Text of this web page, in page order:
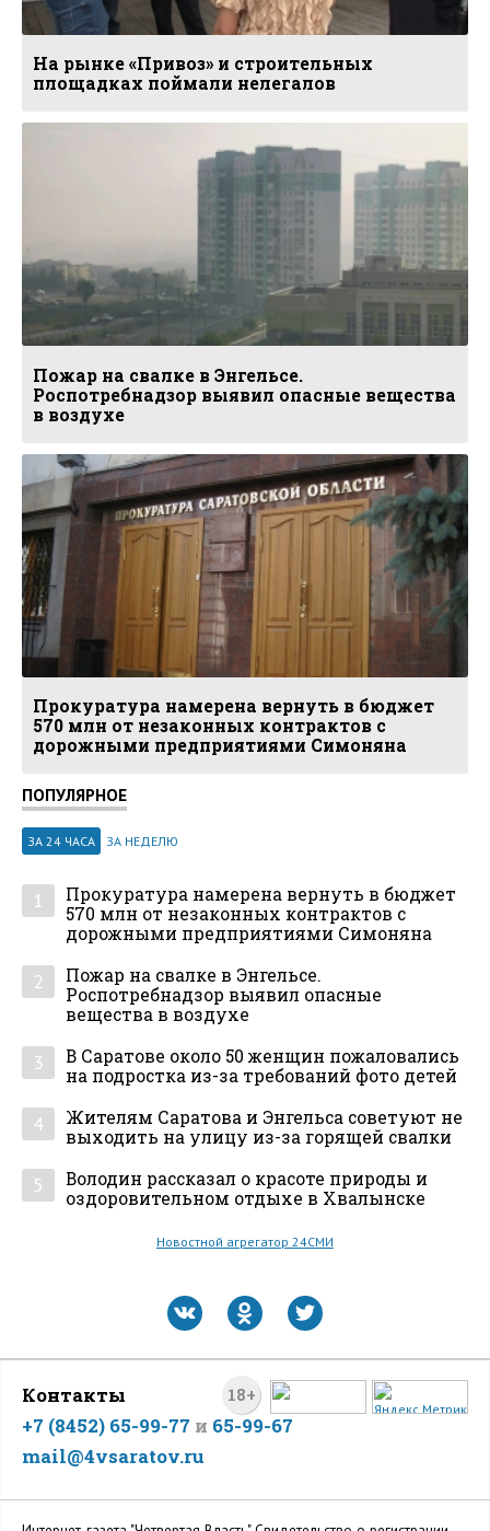
На рынке «Привоз» и строительных
площадках поймали нелегалов
Пожар на свалке в Энгельсе.
Роспотребнадзор выявил опасные вещества
в воздухе
Прокуратура намерена вернуть в бюджет
570 млн от незаконных контрактов с
дорожными предприятиями Симоняна
ПОПУЛЯРНОЕ
ЗА 24 ЧАСА ЗА НЕДЕЛЮ
1
Прокуратура намерена вернуть в бюджет
570 млн от незаконных контрактов с
дорожными предприятиями Симоняна
2
Пожар на свалке в Энгельсе.
Роспотребнадзор выявил опасные
вещества в воздухе
3
В Саратове около 50 женщин пожаловались
на подростка из-за требований фото детей
4
Жителям Саратова и Энгельса советуют не
выходить на улицу из-за горящей свалки
5
Володин рассказал о красоте природы и
оздоровительном отдыхе в Хвалынске
Новостной агрегатор 24СМИ
18+
Контакты
+7 (8452) 65-99-77 и 65-99-67
mail@4vsaratov.ru